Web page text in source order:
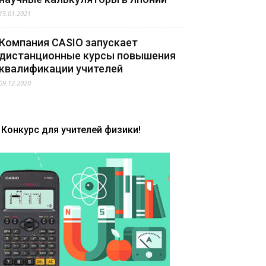
CASIO запускает
курсы повышения
учителей
Конкурс для учителей физики!